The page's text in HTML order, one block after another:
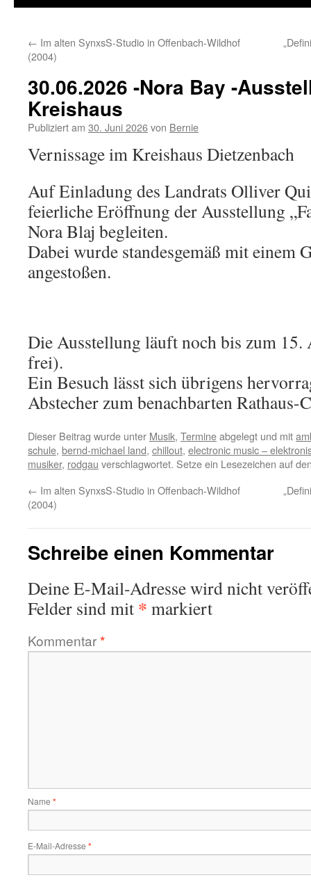
← Im alten SynxsS-Studio in Offenbach-Wildhof
(2004)
30.06.2026 -Nora Bay -
Kreishaus
Publiziert am 30. Juni 2026von Bernie
Vernissage im Kreishaus Dietzenbach
Auf Einladung des Landrats Olliver
feierliche Eröffnung der Ausstellung
Nora Blaj begleiten.
Dabei wurde standesgemäß mit einem
angestoßen.
Die Ausstellung läuft noch bis zum
frei).
Ein Besuch lässt sich übrigens
Abstecher zum benachbarten Rathaus-
Dieser Beitrag wurde unter Musik, Termineabgelegt und mit
schule, bernd-michael land, chillout, electronic music –
musiker, rodgau verschlagwortet. Setze ein Lesezeichen auf
← Im alten SynxsS-Studio in Offenbach-Wildhof
(2004)
Schreibe einen Kommentar
Deine E-Mail-Adresse wird nicht
Felder sind mit * markiert
Kommentar*
Name *
E-Mail-Adresse *